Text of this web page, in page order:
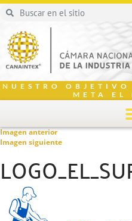
NUESTRO
META EL
Imagen anterior
Imagen siguiente